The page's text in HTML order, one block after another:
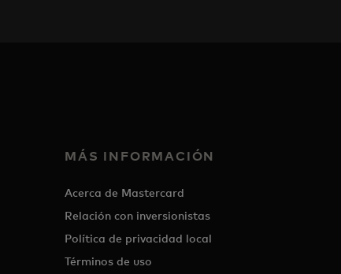
MÁS INFORMACIÓN
Acerca de Mastercard
Relación con inversionistas
Política de privacidad local
Términos de uso